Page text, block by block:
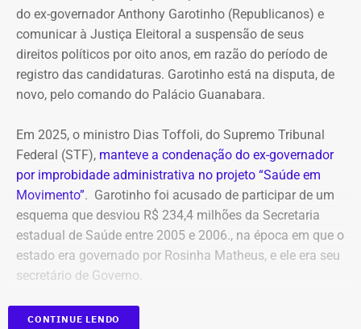
do ex-governador Anthony Garotinho (Republicanos) e
comunicar à Justiça Eleitoral a suspensão de seus
direitos políticos por oito anos, em razão do período de
registro das candidaturas. Garotinho está na disputa, de
novo, pelo comando do Palácio Guanabara.
Em 2025, o ministro Dias Toffoli, do Supremo Tribunal
Federal (STF), manteve a condenação do ex-governador
por improbidade administrativa no projeto “Saúde em
Movimento”. Garotinho foi acusado de participar de um
esquema que desviou R$ 234,4 milhões da Secretaria
estadual de Saúde entre 2005 e 2006., na época em que o
estado era governado por Rosinha Matheus, e ele era seu
secretário de Governo.
Com isso, a sentença tornou-se definitiva.
CONTINUE LENDO